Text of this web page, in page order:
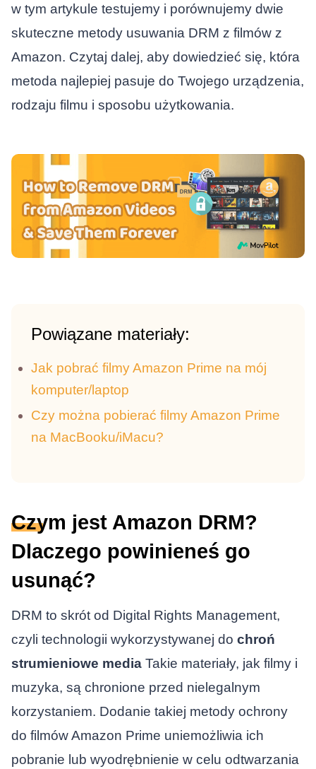
w tym artykule testujemy i porównujemy dwie
skuteczne metody usuwania DRM z filmów z
Amazon. Czytaj dalej, aby dowiedzieć się, która
metoda najlepiej pasuje do Twojego urządzenia,
rodzaju filmu i sposobu użytkowania.
Powiązane materiały:
Jak pobrać filmy Amazon Prime na mój
komputer/laptop
Czy można pobierać filmy Amazon Prime
na MacBooku/iMacu?
Czym jest Amazon DRM?
Dlaczego powinieneś go
usunąć?
DRM to skrót od Digital Rights Management,
czyli technologii wykorzystywanej do chroń
strumieniowe mediaTakie materiały, jak filmy i
muzyka, są chronione przed nielegalnym
korzystaniem. Dodanie takiej metody ochrony
do filmów Amazon Prime uniemożliwia ich
pobranie lub wyodrębnienie w celu odtwarzania